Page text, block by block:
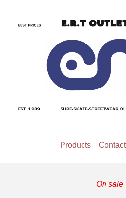
Products Contact
On sale